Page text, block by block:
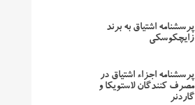
پرسشنامه اشتیاق به برند
زایچکوسکی
پرسشنامه اجزاء اشتیاق در
مصرف کنندگان لاستویکا و
گاردنر